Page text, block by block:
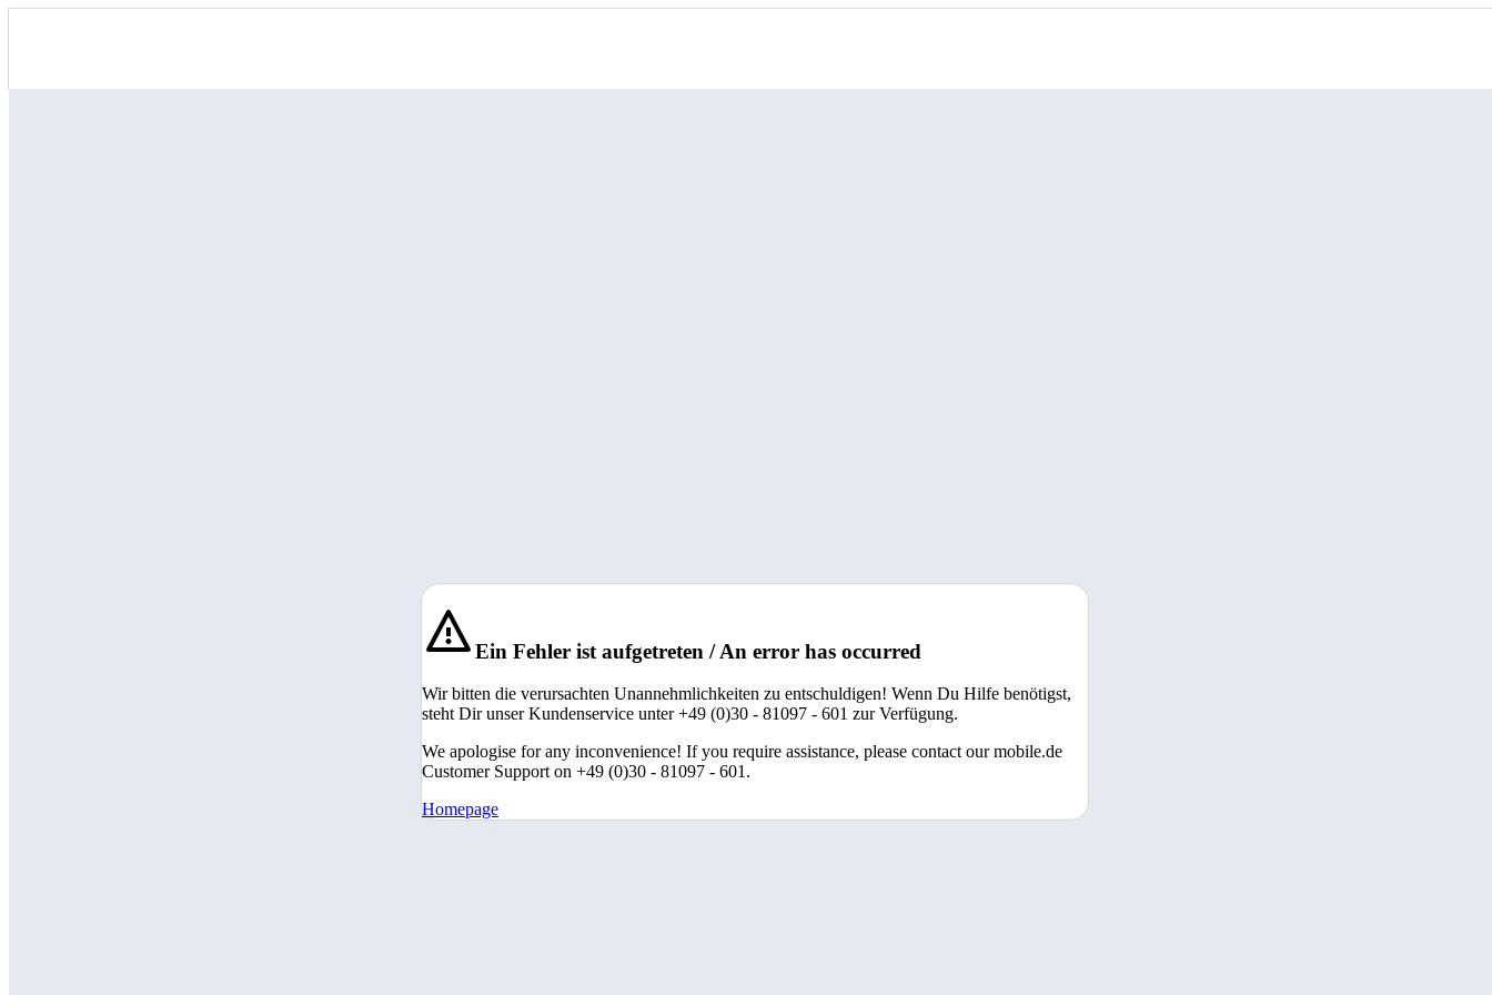
Ein Fehler ist aufgetreten / An error has occurred
Wir bitten die verursachten Unannehmlichkeiten zu entschuldigen! Wenn Du Hilfe benötigst,
steht Dir unser Kundenservice unter +49 (0)30 - 81097 - 601 zur Verfügung.
We apologise for any inconvenience! If you require assistance, please contact our mobile.de
Customer Support on +49 (0)30 - 81097 - 601.
Homepage